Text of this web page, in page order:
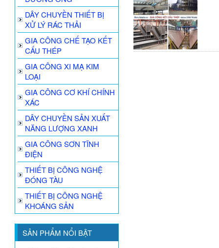
DÂY CHUYỀN THIẾT BỊ
XỬ LÝ RÁC THẢI
GIA CÔNG CHẾ TẠO KẾT
CẤU THÉP
GIA CÔNG XI MẠ KIM
LOẠI
GIA CÔNG CƠ KHÍ CHÍNH
XÁC
DÂY CHUYỀN SẢN XUẤT
NĂNG LƯỢNG XANH
GIA CÔNG SƠN TĨNH
ĐIỆN
THIẾT BỊ CÔNG NGHỆ
ĐÓNG TÀU
THIẾT BỊ CÔNG NGHỆ
KHOÁNG SẢN
SẢN PHẨM NỔI BẬT